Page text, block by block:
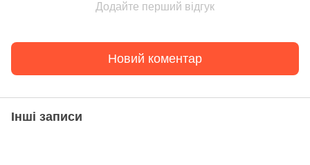
Додайте перший відгук
Новий коментар
Інші записи